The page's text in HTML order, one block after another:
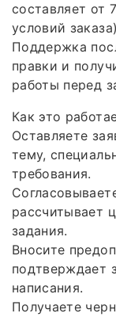
составляет от
условий
Поддержка
правки и
работы перед
Как это
Оставляете
тему,
требования.
рассчитывает
задания.
Вносите
подтверждает
написания.
Получаете